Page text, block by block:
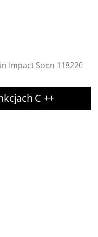
Impact Soon 118220
C ++